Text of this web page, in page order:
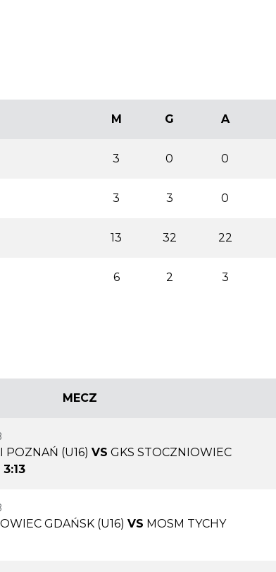
M G A
3 0 0
3 3 0
13 32 22
6 2 3
MECZ
POZNAŃ (U16) VS GKS STOCZNIOWIEC
3:13
GDAŃSK (U16) VS MOSM TYCHY